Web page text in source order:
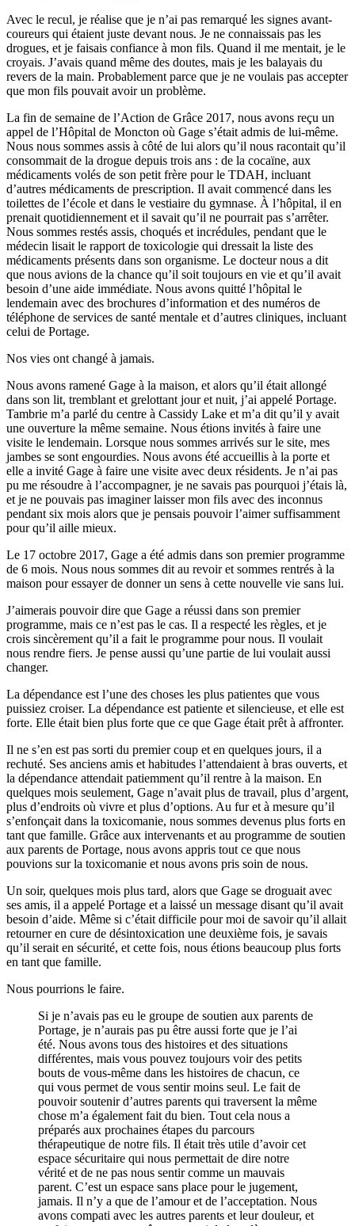
Avec le recul, je réalise que je n’ai pas remarqué les signes avant-
coureurs qui étaient juste devant nous. Je ne connaissais pas les
drogues, et je faisais confiance à mon fils. Quand il me mentait, je le
croyais. J’avais quand même des doutes, mais je les balayais du
revers de la main. Probablement parce que je ne voulais pas accepter
que mon fils pouvait avoir un problème.
La fin de semaine de l’Action de Grâce 2017, nous avons reçu un
appel de l’Hôpital de Moncton où Gage s’était admis de lui-même.
Nous nous sommes assis à côté de lui alors qu’il nous racontait qu’il
consommait de la drogue depuis trois ans : de la cocaïne, aux
médicaments volés de son petit frère pour le TDAH, incluant
d’autres médicaments de prescription. Il avait commencé dans les
toilettes de l’école et dans le vestiaire du gymnase. À l’hôpital, il en
prenait quotidiennement et il savait qu’il ne pourrait pas s’arrêter.
Nous sommes restés assis, choqués et incrédules, pendant que le
médecin lisait le rapport de toxicologie qui dressait la liste des
médicaments présents dans son organisme. Le docteur nous a dit
que nous avions de la chance qu’il soit toujours en vie et qu’il avait
besoin d’une aide immédiate. Nous avons quitté l’hôpital le
lendemain avec des brochures d’information et des numéros de
téléphone de services de santé mentale et d’autres cliniques, incluant
celui de Portage.
Nos vies ont changé à jamais.
Nous avons ramené Gage à la maison, et alors qu’il était allongé
dans son lit, tremblant et grelottant jour et nuit, j’ai appelé Portage.
Tambrie m’a parlé du centre à Cassidy Lake et m’a dit qu’il y avait
une ouverture la même semaine. Nous étions invités à faire une
visite le lendemain. Lorsque nous sommes arrivés sur le site, mes
jambes se sont engourdies. Nous avons été accueillis à la porte et
elle a invité Gage à faire une visite avec deux résidents. Je n’ai pas
pu me résoudre à l’accompagner, je ne savais pas pourquoi j’étais là,
et je ne pouvais pas imaginer laisser mon fils avec des inconnus
pendant six mois alors que je pensais pouvoir l’aimer suffisamment
pour qu’il aille mieux.
Le 17 octobre 2017, Gage a été admis dans son premier programme
de 6 mois. Nous nous sommes dit au revoir et sommes rentrés à la
maison pour essayer de donner un sens à cette nouvelle vie sans lui.
J’aimerais pouvoir dire que Gage a réussi dans son premier
programme, mais ce n’est pas le cas. Il a respecté les règles, et je
crois sincèrement qu’il a fait le programme pour nous. Il voulait
nous rendre fiers. Je pense aussi qu’une partie de lui voulait aussi
changer.
La dépendance est l’une des choses les plus patientes que vous
puissiez croiser. La dépendance est patiente et silencieuse, et elle est
forte. Elle était bien plus forte que ce que Gage était prêt à affronter.
Il ne s’en est pas sorti du premier coup et en quelques jours, il a
rechuté. Ses anciens amis et habitudes l’attendaient à bras ouverts, et
la dépendance attendait patiemment qu’il rentre à la maison. En
quelques mois seulement, Gage n’avait plus de travail, plus d’argent,
plus d’endroits où vivre et plus d’options. Au fur et à mesure qu’il
s’enfonçait dans la toxicomanie, nous sommes devenus plus forts en
tant que famille. Grâce aux intervenants et au programme de soutien
aux parents de Portage, nous avons appris tout ce que nous
pouvions sur la toxicomanie et nous avons pris soin de nous.
Un soir, quelques mois plus tard, alors que Gage se droguait avec
ses amis, il a appelé Portage et a laissé un message disant qu’il avait
besoin d’aide. Même si c’était difficile pour moi de savoir qu’il allait
retourner en cure de désintoxication une deuxième fois, je savais
qu’il serait en sécurité, et cette fois, nous étions beaucoup plus forts
en tant que famille.
Nous pourrions le faire.
Si je n’avais pas eu le groupe de soutien aux parents de
Portage, je n’aurais pas pu être aussi forte que je l’ai
été. Nous avons tous des histoires et des situations
différentes, mais vous pouvez toujours voir des petits
bouts de vous-même dans les histoires de chacun, ce
qui vous permet de vous sentir moins seul. Le fait de
pouvoir soutenir d’autres parents qui traversent la même
chose m’a également fait du bien. Tout cela nous a
préparés aux prochaines étapes du parcours
thérapeutique de notre fils. Il était très utile d’avoir cet
espace sécuritaire qui nous permettait de dire notre
vérité et de ne pas nous sentir comme un mauvais
parent. C’est un espace sans place pour le jugement,
jamais. Il n’y a que de l’amour et de l’acceptation. Nous
avons compati avec les autres parents et leur douleur, et